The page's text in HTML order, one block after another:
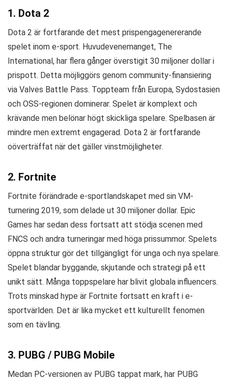
1. Dota 2
Dota 2 är fortfarande det mest prispengagenererande
spelet inom e-sport. Huvudevenemanget, The
International, har flera gånger överstigit 30 miljoner dollar i
prispott. Detta möjliggörs genom community-finansiering
via Valves Battle Pass. Toppteam från Europa, Sydostasien
och OSS-regionen dominerar. Spelet är komplext och
krävande men belönar högt skickliga spelare. Spelbasen är
mindre men extremt engagerad. Dota 2 är fortfarande
oöverträffat när det gäller vinstmöjligheter.
2. Fortnite
Fortnite förändrade e-sportlandskapet med sin VM-
turnering 2019, som delade ut 30 miljoner dollar. Epic
Games har sedan dess fortsatt att stödja scenen med
FNCS och andra turneringar med höga prissummor. Spelets
öppna struktur gör det tillgängligt för unga och nya spelare.
Spelet blandar byggande, skjutande och strategi på ett
unikt sätt. Många toppspelare har blivit globala influencers.
Trots minskad hype är Fortnite fortsatt en kraft i e-
sportvärlden. Det är lika mycket ett kulturellt fenomen
som en tävling.
3. PUBG / PUBG Mobile
Medan PC-versionen av PUBG tappat mark, har PUBG